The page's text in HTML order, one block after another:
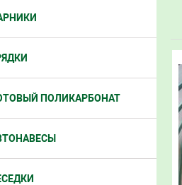
ПОЛИКАРБОНАТ